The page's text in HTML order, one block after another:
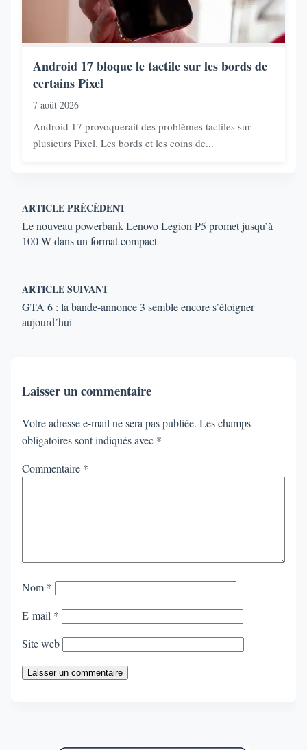
Android 17 bloque le tactile sur les bords de
certains Pixel
7 août 2026
Android 17 provoquerait des problèmes tactiles sur
plusieurs Pixel. Les bords et les coins de...
ARTICLE PRÉCÉDENT
Le nouveau powerbank Lenovo Legion P5 promet jusqu’à
100 W dans un format compact
ARTICLE SUIVANT
GTA 6 : la bande-annonce 3 semble encore s’éloigner
aujourd’hui
Laisser un commentaire
Votre adresse e-mail ne sera pas publiée. Les champs
obligatoires sont indiqués avec *
Commentaire *
Nom *
E-mail *
Site web
Laisser un commentaire